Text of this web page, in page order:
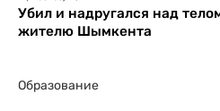
Убил и надругался над
жителю Шымкента
Образование